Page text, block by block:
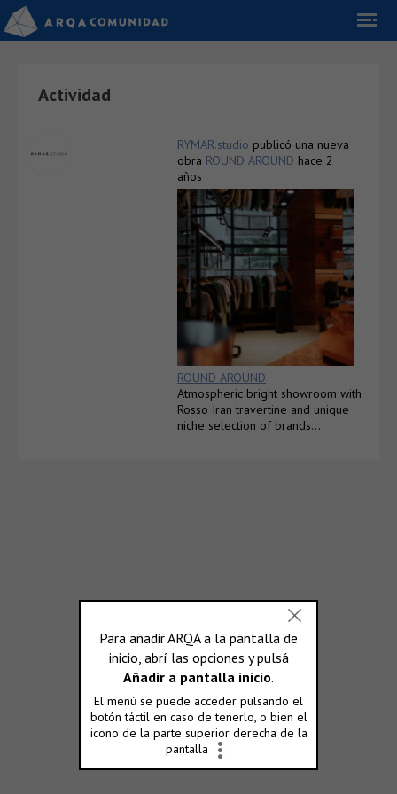
Actividad
RYMAR.studio publicó una nueva
obra ROUND AROUND hace 2
años
ROUND AROUND
Atmospheric bright showroom with
Rosso Iran travertine and unique
niche selection of brands…